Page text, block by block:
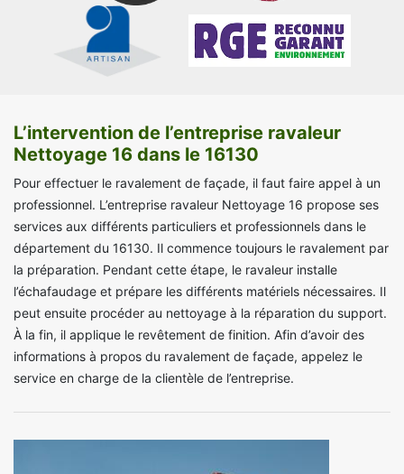
L’intervention de l’entreprise ravaleur
Nettoyage 16 dans le 16130
Pour effectuer le ravalement de façade, il faut faire appel à un
professionnel. L’entreprise ravaleur Nettoyage 16 propose ses
services aux différents particuliers et professionnels dans le
département du 16130. Il commence toujours le ravalement par
la préparation. Pendant cette étape, le ravaleur installe
l’échafaudage et prépare les différents matériels nécessaires. Il
peut ensuite procéder au nettoyage à la réparation du support.
À la fin, il applique le revêtement de finition. Afin d’avoir des
informations à propos du ravalement de façade, appelez le
service en charge de la clientèle de l’entreprise.